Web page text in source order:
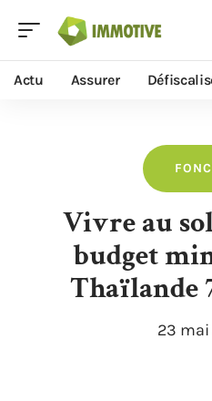
Actu Assurer
Vivre au
budget
Thaïlande
23